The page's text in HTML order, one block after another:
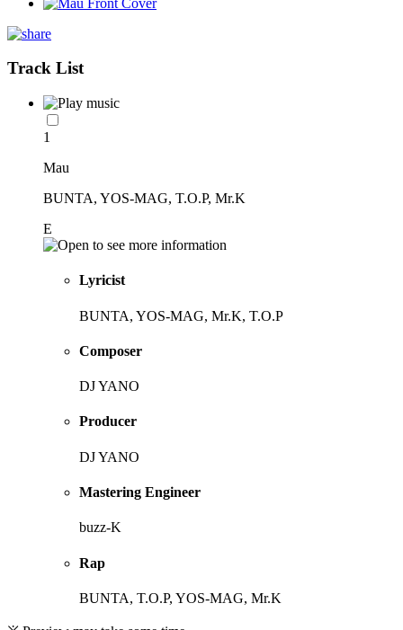
Track List
1
Mau
BUNTA, YOS-MAG, T.O.P, Mr.K
E
Lyricist
BUNTA, YOS-MAG, Mr.K, T.O.P
Composer
DJ YANO
Producer
DJ YANO
Mastering Engineer
buzz-K
Rap
BUNTA, T.O.P, YOS-MAG, Mr.K